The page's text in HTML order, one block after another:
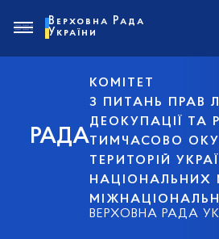
РАДА
КОМІТЕТ
З ПИТАНЬ ПРАВ
ДЕОКУПАЦІЇ ТА
ТИМЧАСОВО
ТЕРИТОРІЙ
НАЦІОНАЛЬНИХ
ВЕРХОВНА РАДА
Верховна Рада
України